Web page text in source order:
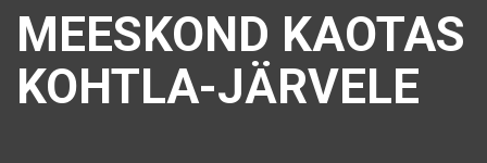
MEESKOND KAOTAS
KOHTLA-JÄRVELE